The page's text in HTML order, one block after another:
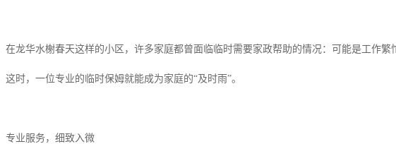
在龙华水榭春天这样的小区，许多家庭都曾面临临时需要家政帮助的情况：可能是工作
这时，一位专业的临时保姆就能成为家庭的“及时雨”。
专业服务，细致入微